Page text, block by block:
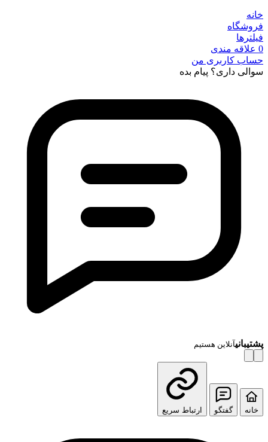
خانه
فروشگاه
فیلترها
0 علاقه مندی
حساب کاربری من
سوالی داری؟ پیام بده
پشتیبانیآنلاین هستیم
خانه گفتگو ارتباط سریع